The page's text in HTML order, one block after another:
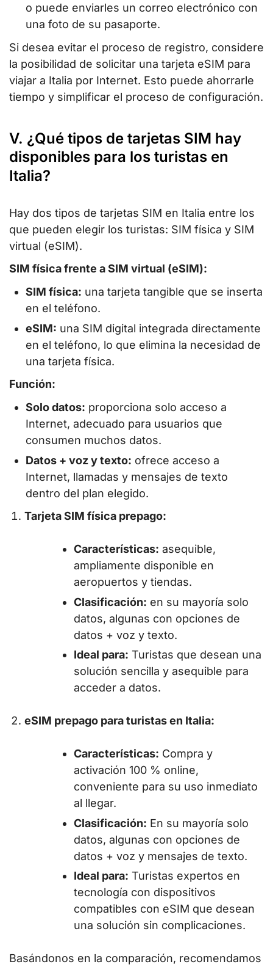
o puede enviarles un correo electrónico con
una foto de su pasaporte.
Si desea evitar el proceso de registro, considere
la posibilidad de solicitar una tarjeta eSIM para
viajar a Italia por Internet. Esto puede ahorrarle
tiempo y simplificar el proceso de configuración.
V. ¿Qué tipos de tarjetas SIM hay
disponibles para los turistas en
Italia?
Hay dos tipos de tarjetas SIM en Italia entre los
que pueden elegir los turistas: SIM física y SIM
virtual (eSIM).
SIM física frente a SIM virtual (eSIM):
SIM física: una tarjeta tangible que se inserta
en el teléfono.
eSIM: una SIM digital integrada directamente
en el teléfono, lo que elimina la necesidad de
una tarjeta física.
Función:
Solo datos: proporciona solo acceso a
Internet, adecuado para usuarios que
consumen muchos datos.
Datos + voz y texto: ofrece acceso a
Internet, llamadas y mensajes de texto
dentro del plan elegido.
Tarjeta SIM física prepago:
Características: asequible,
ampliamente disponible en
aeropuertos y tiendas.
Clasificación: en su mayoría solo
datos, algunas con opciones de
datos + voz y texto.
Ideal para: Turistas que desean una
solución sencilla y asequible para
acceder a datos.
eSIM prepago para turistas en Italia:
Características: Compra y
activación 100 % online,
conveniente para su uso inmediato
al llegar.
Clasificación: En su mayoría solo
datos, algunas con opciones de
datos + voz y mensajes de texto.
Ideal para: Turistas expertos en
tecnología con dispositivos
compatibles con eSIM que desean
una solución sin complicaciones.
Basándonos en la comparación, recomendamos